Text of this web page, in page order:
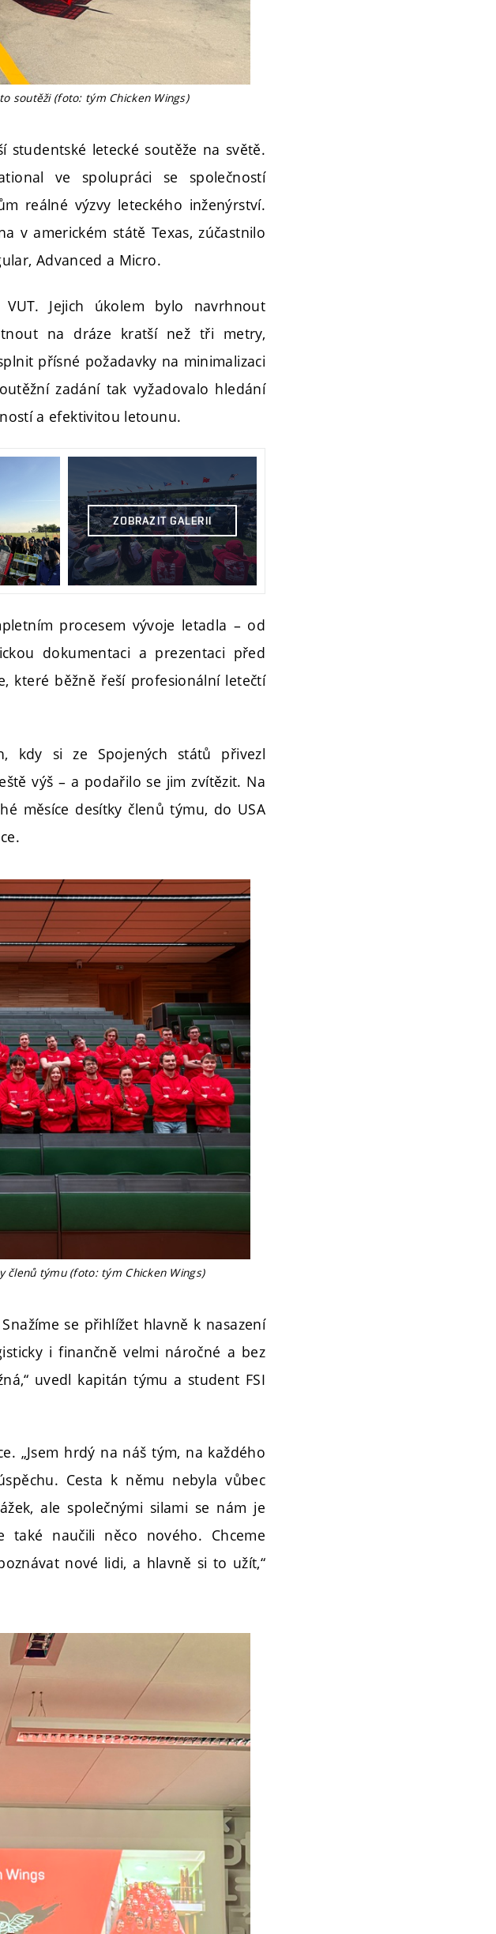
soutěži (foto: tým Chicken Wings)
studentské letecké soutěže na světě.
ve spolupráci se společností
reálné výzvy leteckého inženýrství.
v americkém státě Texas, zúčastnilo
Advanced a Micro.
Jejich úkolem bylo navrhnout
na dráze kratší než tři metry,
přísné požadavky na minimalizaci
zadání tak vyžadovalo hledání
a efektivitou letounu.
ZOBRAZIT GALERII
procesem vývoje letadla – od
dokumentaci a prezentaci před
které běžně řeší profesionální letečtí
kdy si ze Spojených států přivezl
výš – a podařilo se jim zvítězit. Na
měsíce desítky členů týmu, do USA
členů týmu (foto: tým Chicken Wings)
se přihlížet hlavně k nasazení
i finančně velmi náročné a bez
uvedl kapitán týmu a student FSI
„Jsem hrdý na náš tým, na každého
Cesta k němu nebyla vůbec
ale společnými silami se nám je
naučili něco nového. Chceme
nové lidi, a hlavně si to užít,“